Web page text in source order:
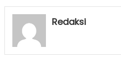
Redaksi